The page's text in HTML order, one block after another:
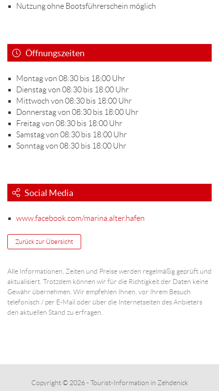
Nutzung ohne Bootsführerschein möglich
Öffnungszeiten
Montag von 08:30 bis 18:00 Uhr
Dienstag von 08:30 bis 18:00 Uhr
Mittwoch von 08:30 bis 18:00 Uhr
Donnerstag von 08:30 bis 18:00 Uhr
Freitag von 08:30 bis 18:00 Uhr
Samstag von 08:30 bis 18:00 Uhr
Sonntag von 08:30 bis 18:00 Uhr
Social Media
www.facebook.com/marina.alter.hafen
Zurück zur Übersicht
Alle Informationen, Zeiten und Preise werden regelmäßig geprüft und
aktualisiert. Trotzdem können wir für die Richtigkeit der Daten keine
Gewähr übernehmen. Wir empfehlen Ihnen, vor Ihrem Besuch
telefonisch / per E-Mail oder über die Internetseiten des Anbieters
den aktuellen Stand zu erfragen.
Copyright © 2026 - Tourist-Information in Zehdenick